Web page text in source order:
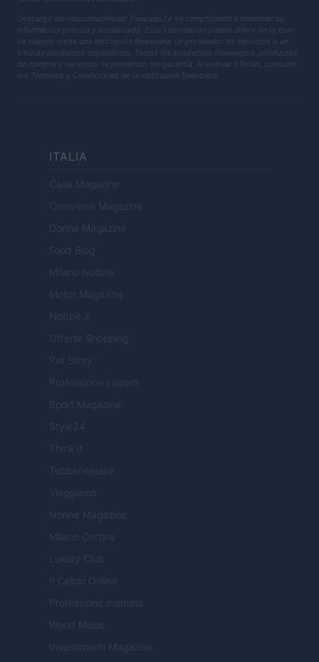
Descargo de responsabilidad: Finanzas24 se compromete a mantener su
información precisa y actualizada. Esta información puede diferir de lo que
ve cuando visita una institución financiera, un proveedor de servicios o un
sitio de productos específicos. Todos los productos financieros, productos
de compra y servicios se presentan sin garantía. Al evaluar ofertas, consulte
los Términos y Condiciones de la institución financiera.
ITALIA
Casa Magazine
Cineverse Magazine
Donne Magazine
Food Blog
Milano Notizie
Motor Magazine
Notizie.it
Offerte Shopping
Pet Story
Professione Lavoro
Sport Magazine
Style24
Think.it
Tuobenessere
Viaggiamo
Nonne Magazine
Milano Cortina
Luxury Club
Il Calcio Online
Professione mamma
World Music
Investimenti Magazine